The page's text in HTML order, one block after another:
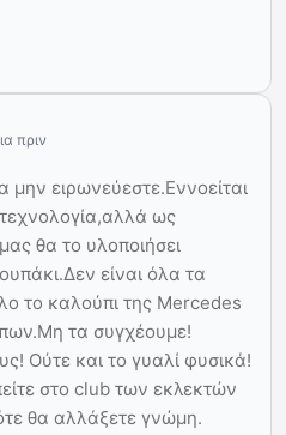
πριν
μην ειρωνεύεστε.Εννοείται
ως
θα το υλοποιήσει
είναι όλα τα
το καλούπι της Mercedes
τα συγχέουμε!
Ούτε και το γυαλί φυσικά!
στο club των εκλεκτών
θα αλλάξετε γνώμη.